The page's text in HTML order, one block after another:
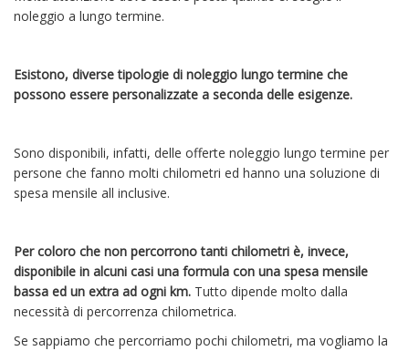
noleggio a lungo termine.
Esistono, diverse tipologie di noleggio lungo termine che
possono essere personalizzate a seconda delle esigenze.
Sono disponibili, infatti, delle offerte noleggio lungo termine per
persone che fanno molti chilometri ed hanno una soluzione di
spesa mensile all inclusive.
Per coloro che non percorrono tanti chilometri è, invece,
disponibile in alcuni casi una formula con una spesa mensile
bassa ed un extra ad ogni km. Tutto dipende molto dalla
necessità di percorrenza chilometrica.
Se sappiamo che percorriamo pochi chilometri, ma vogliamo la